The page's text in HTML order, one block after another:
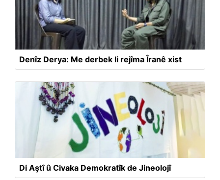
Denîz Derya: Me derbek li rejîma Îranê xist
Di Aştî û Civaka Demokratîk de Jineolojî